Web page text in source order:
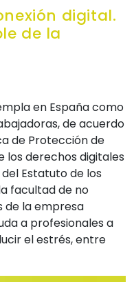
digital.
de la
en España como
de acuerdo
de Protección de
los derechos digitales
Estatuto de los
facultad de no
de la empresa
a profesionales a
el estrés, entre